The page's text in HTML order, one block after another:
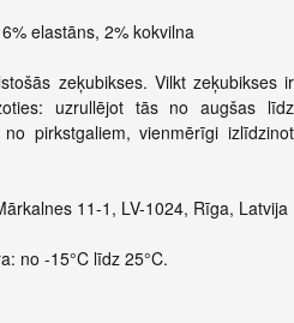
elastāns, 2% kokvilna
zeķubikses. Vilkt zeķubikses ir
uzrullējot tās no augšas līdz
pirkstgaliem, vienmērīgi izlīdzinot
11-1, LV-1024, Rīga, Latvija
no -15°C līdz 25°C.